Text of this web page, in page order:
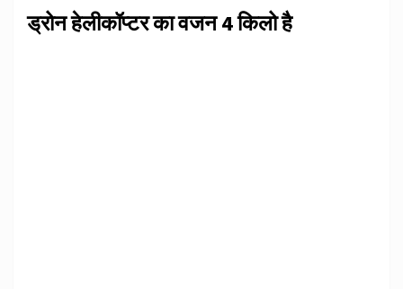
ड्रोन हेलीकॉप्टर का वजन 4 किलो है